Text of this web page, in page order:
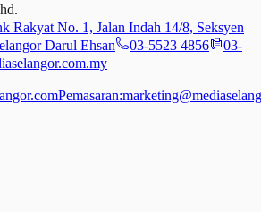
Rakyat No. 1, Jalan Indah 14/8, Seksyen
Darul Ehsan
03-5523 4856
03-
Pemasaran: